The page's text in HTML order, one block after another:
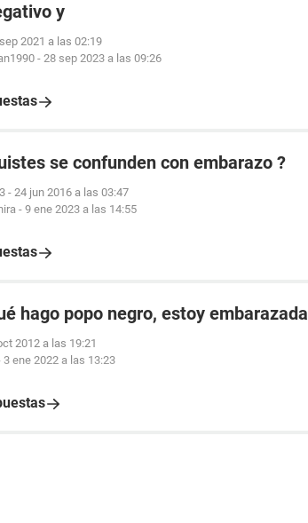
y
2021 a las 02:19
- 28 sep 2023 a las 09:26
se confunden con embarazo ?
- 24 jun 2016 a las 03:47
- 9 ene 2023 a las 14:55
hago popo negro, estoy embarazada
2012 a las 19:21
3 ene 2022 a las 13:23